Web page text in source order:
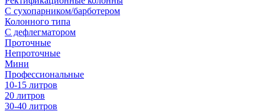
С сухопарником/барботером
Колонного типа
С дефлегматором
Проточные
Непроточные
Мини
Профессиональные
10-15 литров
20 литров
30-40 литров